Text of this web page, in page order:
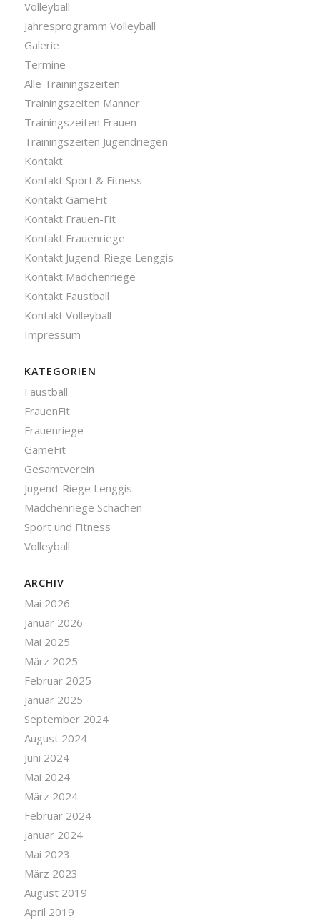
Volleyball
Jahresprogramm Volleyball
Galerie
Termine
Alle Trainingszeiten
Trainingszeiten Männer
Trainingszeiten Frauen
Trainingszeiten Jugendriegen
Kontakt
Kontakt Sport & Fitness
Kontakt GameFit
Kontakt Frauen-Fit
Kontakt Frauenriege
Kontakt Jugend-Riege Lenggis
Kontakt Mädchenriege
Kontakt Faustball
Kontakt Volleyball
Impressum
KATEGORIEN
Faustball
FrauenFit
Frauenriege
GameFit
Gesamtverein
Jugend-Riege Lenggis
Mädchenriege Schachen
Sport und Fitness
Volleyball
ARCHIV
Mai 2026
Januar 2026
Mai 2025
März 2025
Februar 2025
Januar 2025
September 2024
August 2024
Juni 2024
Mai 2024
März 2024
Februar 2024
Januar 2024
Mai 2023
März 2023
August 2019
April 2019